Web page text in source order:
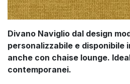
Divano Naviglio dal design
personalizzabile e disponibile
anche con chaise lounge.
contemporanei.